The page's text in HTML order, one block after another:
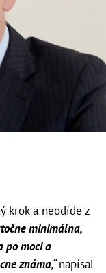
krok a neodíde z
minimálna,
po moci a
známa,“napísal